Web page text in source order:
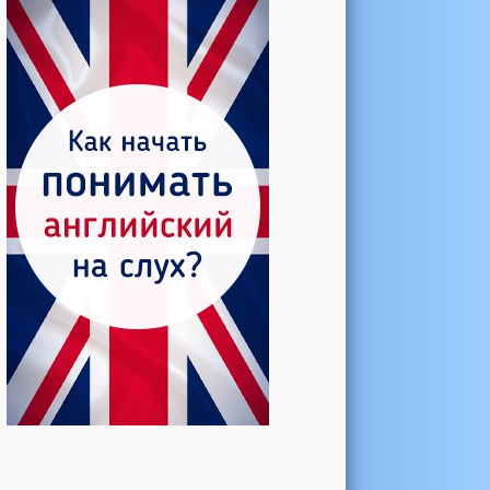
Катерина →
Боль в колене при нагрузке
Алла →Болят коленные суставы
Паша Щ. →
Боль в коленной чашечке
Ульяна Ф. →Болят и хрустят колени
Артемов Иван →
Болит и опухло колено
Чернов Игорь →Болят суставы при занятиях
спортом